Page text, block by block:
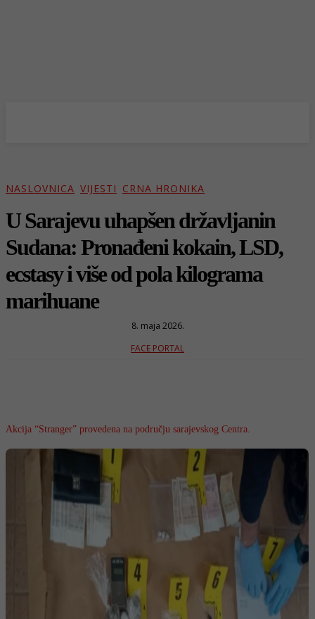
NASLOVNICA VIJESTI CRNA HRONIKA
U Sarajevu uhapšen državljanin
Sudana: Pronađeni kokain, LSD,
ecstasy i više od pola kilograma
marihuane
8. maja 2026.
FACE PORTAL
Akcija “Stranger” provedena na području sarajevskog Centra.